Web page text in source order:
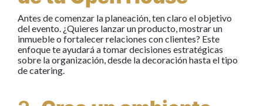
Antes de comenzar la planeación, ten claro el objetivo
del evento. ¿Quieres lanzar un producto, mostrar un
inmueble o fortalecer relaciones con clientes? Este
enfoque te ayudará a tomar decisiones estratégicas
sobre la organización, desde la decoración hasta el tipo
de catering.